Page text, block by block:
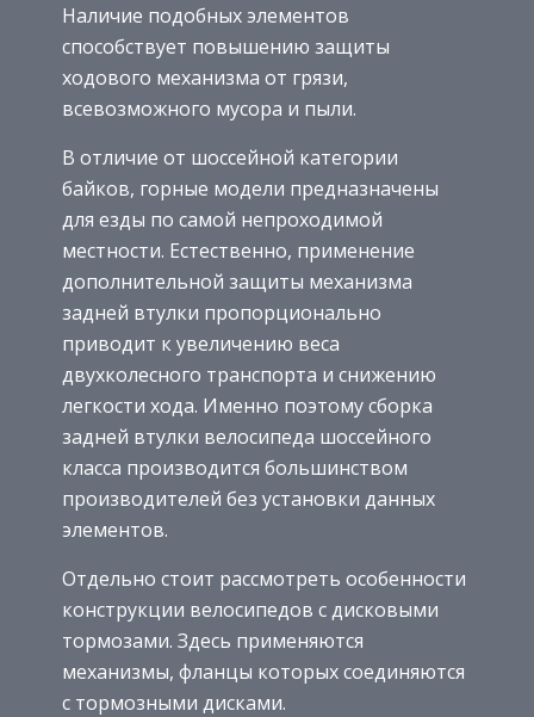
Наличие подобных элементов
способствует повышению защиты
ходового механизма от грязи,
всевозможного мусора и пыли.
В отличие от шоссейной категории
байков, горные модели предназначены
для езды по самой непроходимой
местности. Естественно, применение
дополнительной защиты механизма
задней втулки пропорционально
приводит к увеличению веса
двухколесного транспорта и снижению
легкости хода. Именно поэтому сборка
задней втулки велосипеда шоссейного
класса производится большинством
производителей без установки данных
элементов.
Отдельно стоит рассмотреть особенности
конструкции велосипедов с дисковыми
тормозами. Здесь применяются
механизмы, фланцы которых соединяются
с тормозными дисками.